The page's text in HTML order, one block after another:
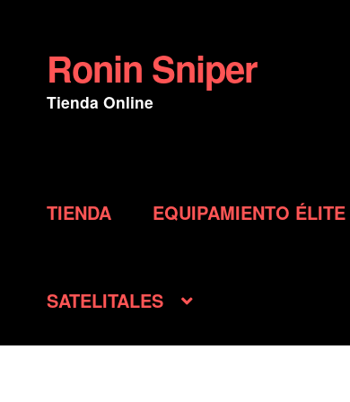
Ir
a
la
Ir
al
contenido
Ronin Sniper
Tienda Online
TIENDA EQUIPAMIENTO ÉLITE
SATELITALES